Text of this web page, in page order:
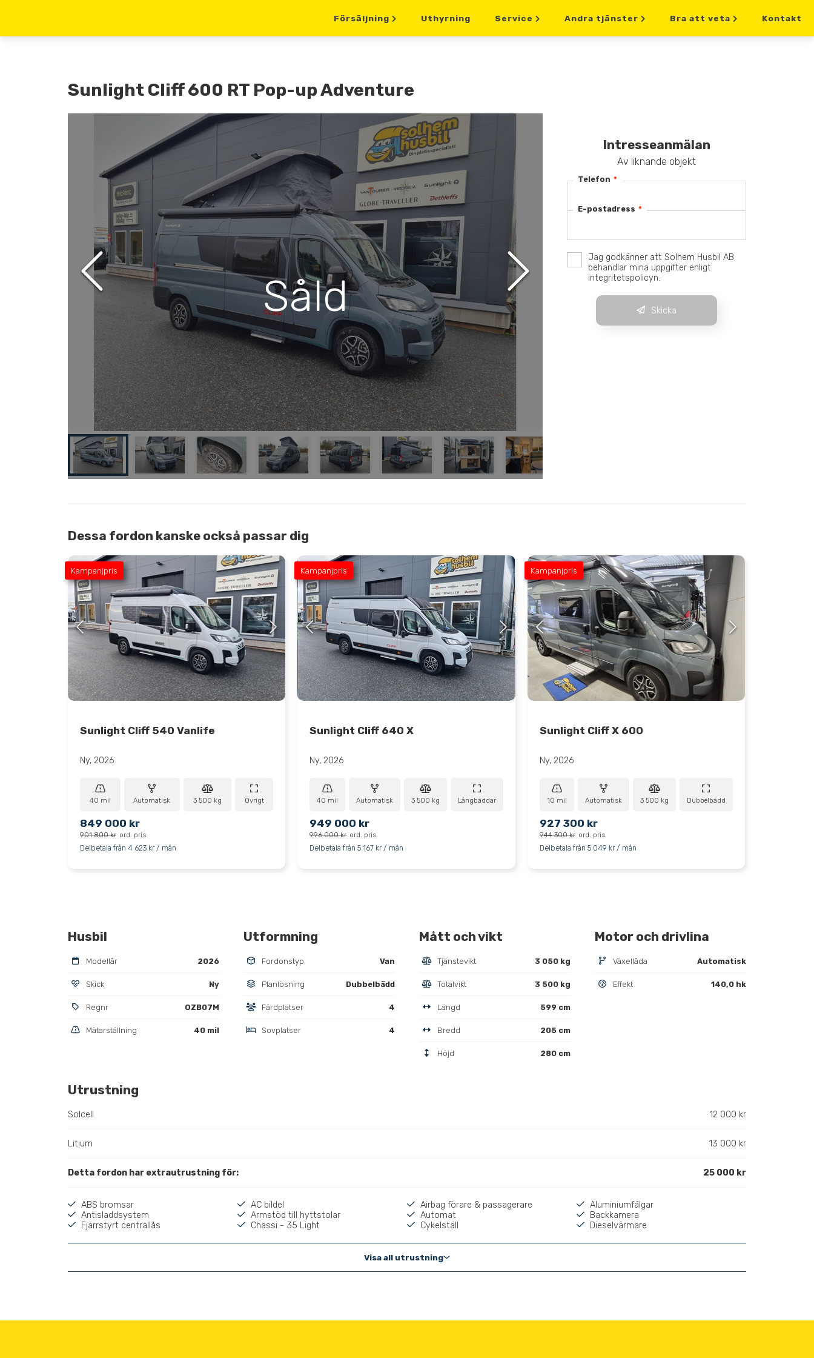
Försäljning Uthyrning Service Andra tjänster Bra att veta Kontakt
Sunlight Cliff 600 RT Pop-up Adventure
Såld
Intresseanmälan
Av liknande objekt
Telefon *
E-postadress *
Jag godkänner att Solhem Husbil AB
behandlar mina uppgifter enligt
integritetspolicyn.
Skicka
Dessa fordon kanske också passar dig
Kampanjpris
Sunlight Cliff 540 Vanlife
Ny, 2026
40 mil Automatisk 3 500 kg Övrigt
849 000 kr
901 800 kr ord. pris
Delbetala från 4 623 kr / mån
Kampanjpris
Sunlight Cliff 640 X
Ny, 2026
40 mil Automatisk 3 500 kg Långbäddar
949 000 kr
996 000 kr ord. pris
Delbetala från 5 167 kr / mån
Kampanjpris
Sunlight Cliff X 600
Ny, 2026
10 mil Automatisk 3 500 kg Dubbelbädd
927 300 kr
944 300 kr ord. pris
Delbetala från 5 049 kr / mån
Husbil
Modellår 2026
Skick Ny
Regnr OZB07M
Mätarställning 40 mil
Utformning
Fordonstyp Van
Planlösning Dubbelbädd
Färdplatser 4
Sovplatser 4
Mått och vikt
Tjänstevikt 3 050 kg
Totalvikt 3 500 kg
Längd 599 cm
Bredd 205 cm
Höjd 280 cm
Motor och drivlina
Växellåda Automatisk
Effekt 140,0 hk
Utrustning
Solcell 12 000 kr
Litium 13 000 kr
Detta fordon har extrautrustning för: 25 000 kr
ABS bromsar AC bildel Airbag förare & passagerare
Aluminiumfälgar
Antisladdsystem
Armstöd till hyttstolar Automat
Backkamera
Fjärrstyrt centrallås
Chassi - 35 Light Cykelställ Dieselvärmare
Visa all utrustning